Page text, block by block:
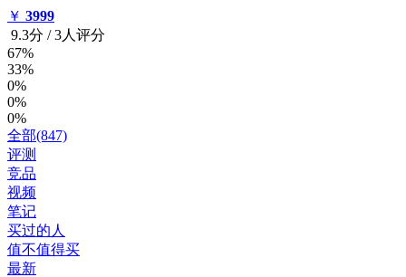
￥ 3999
9.3分 /3人评分
67%
33%
0%
0%
0%
全部(847)
评测
竞品
视频
笔记
买过的人
值不值得买
最新